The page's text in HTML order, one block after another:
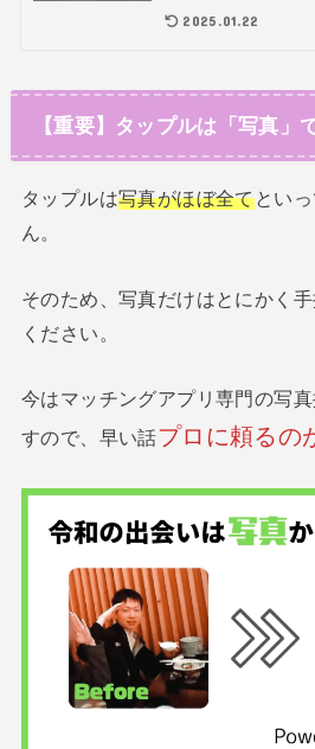
2025.01.22
【重要】タップルは「写真」
タップルは写真がほぼ全てとい
ん。
そのため、写真だけはとにかく
ください。
今はマッチングアプリ専門の写
すので、早い話プロに頼るの